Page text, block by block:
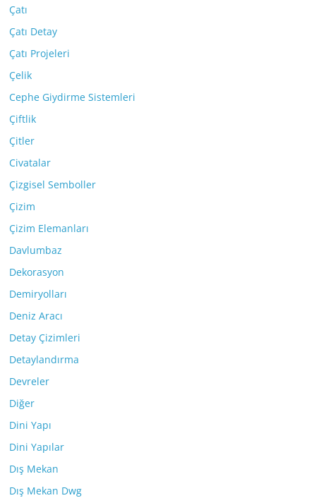
Çatı
Çatı Detay
Çatı Projeleri
Çelik
Cephe Giydirme Sistemleri
Çiftlik
Çitler
Civatalar
Çizgisel Semboller
Çizim
Çizim Elemanları
Davlumbaz
Dekorasyon
Demiryolları
Deniz Aracı
Detay Çizimleri
Detaylandırma
Devreler
Diğer
Dini Yapı
Dini Yapılar
Dış Mekan
Dış Mekan Dwg